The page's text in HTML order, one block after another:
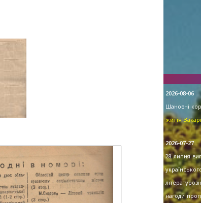
2026-08-06
Шановні
життя
2026-07-27
28 липня
нагоди